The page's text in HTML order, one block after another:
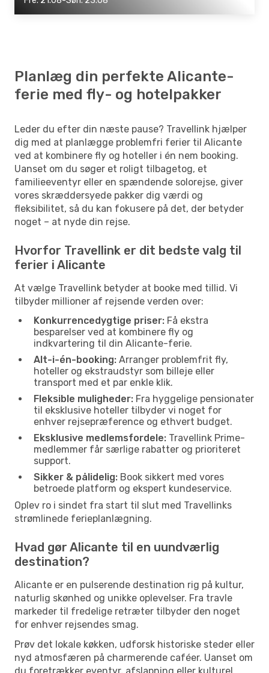
Planlæg din perfekte Alicante-
ferie med fly- og hotelpakker
Leder du efter din næste pause? Travellink hjælper
dig med at planlægge problemfri ferier til Alicante
ved at kombinere fly og hoteller i én nem booking.
Uanset om du søger et roligt tilbagetog, et
familieeventyr eller en spændende solorejse, giver
vores skræddersyede pakker dig værdi og
fleksibilitet, så du kan fokusere på det, der betyder
noget – at nyde din rejse.
Hvorfor Travellink er dit bedste valg til
ferier i Alicante
At vælge Travellink betyder at booke med tillid. Vi
tilbyder millioner af rejsende verden over:
Konkurrencedygtige priser: Få ekstra
besparelser ved at kombinere fly og
indkvartering til din Alicante-ferie.
Alt-i-én-booking: Arranger problemfrit fly,
hoteller og ekstraudstyr som billeje eller
transport med et par enkle klik.
Fleksible muligheder: Fra hyggelige pensionater
til eksklusive hoteller tilbyder vi noget for
enhver rejsepræference og ethvert budget.
Eksklusive medlemsfordele: Travellink Prime-
medlemmer får særlige rabatter og prioriteret
support.
Sikker & pålidelig: Book sikkert med vores
betroede platform og ekspert kundeservice.
Oplev ro i sindet fra start til slut med Travellinks
strømlinede ferieplanlægning.
Hvad gør Alicante til en uundværlig
destination?
Alicante er en pulserende destination rig på kultur,
naturlig skønhed og unikke oplevelser. Fra travle
markeder til fredelige retræter tilbyder den noget
for enhver rejsendes smag.
Prøv det lokale køkken, udforsk historiske steder eller
nyd atmosfæren på charmerende caféer. Uanset om